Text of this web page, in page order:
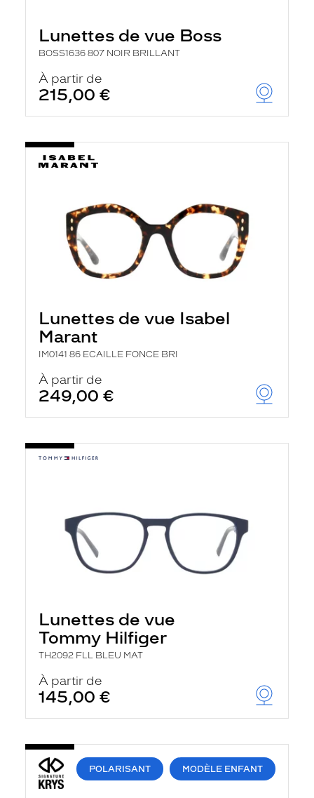
Lunettes de vue Boss
BOSS1636 807 NOIR BRILLANT
À partir de
215,00 €
Lunettes de vue Isabel
Marant
IM0141 86 ECAILLE FONCE BRI
À partir de
249,00 €
Lunettes de vue
Tommy Hilfiger
TH2092 FLL BLEU MAT
À partir de
145,00 €
POLARISANT MODÈLE ENFANT